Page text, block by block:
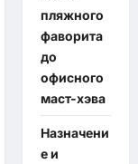
пляжного
фаворита
до
офисного
маст-хэва
Назначени
е и